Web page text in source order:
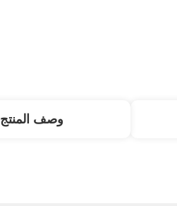
وصف المنتج